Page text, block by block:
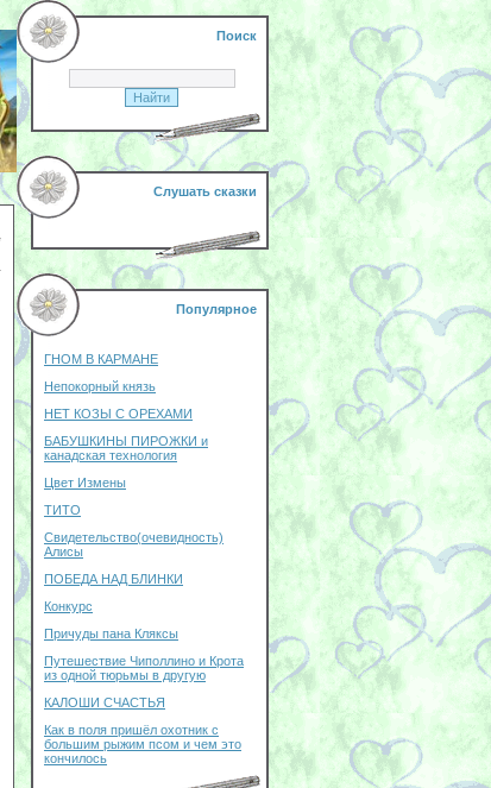
Поиск
Слушать сказки
Популярное
ГНОМ В КАРМАНЕ
Непокорный князь
НЕТ КОЗЫ С ОРЕХАМИ
БАБУШКИНЫ ПИРОЖКИ и
канадская технология
Цвет Измены
ТИТО
Свидетельство(очевидность)
Алисы
ПОБЕДА НАД БЛИНКИ
Конкурс
Причуды пана Кляксы
Путешествие Чиполлино и Крота
из одной тюрьмы в другую
КАЛОШИ СЧАСТЬЯ
Как в поля пришёл охотник с
большим рыжим псом и чем это
кончилось